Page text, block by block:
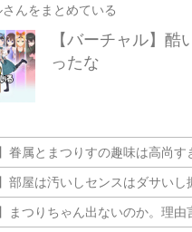
んをまとめている
【バーチャル】酷
ったな
眷属とまつりすの趣味は高尚すぎて
部屋は汚いしセンスはダサいし
まつりちゃん出ないのか。理由